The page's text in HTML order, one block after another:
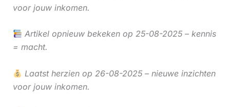
voor jouw inkomen.
Artikel opnieuw bekeken op 25-08-2025 – kennis
= macht.
Laatst herzien op 26-08-2025 – nieuwe inzichten
voor jouw inkomen.